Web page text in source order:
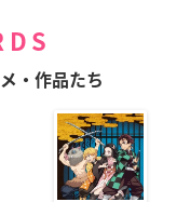
・作品たち